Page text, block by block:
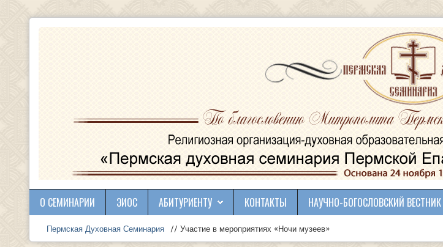
О СЕМИНАРИИ ЭИОС АБИТУРИЕНТУ КОНТАКТЫ НАУЧНО-БОГОСЛОВСКИЙ ВЕСТНИК
Пермская Духовная Семинария // Участие в мероприятиях «Ночи музеев»